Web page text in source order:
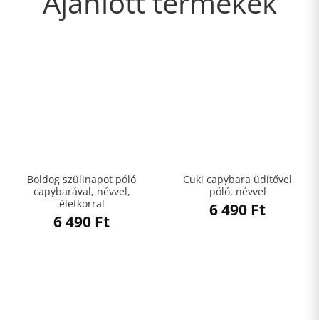
Boldog szülinapot póló
capybarával, névvel,
életkorral
6 490 Ft
Cuki capybara üdítővel
póló, névvel
6 490 Ft